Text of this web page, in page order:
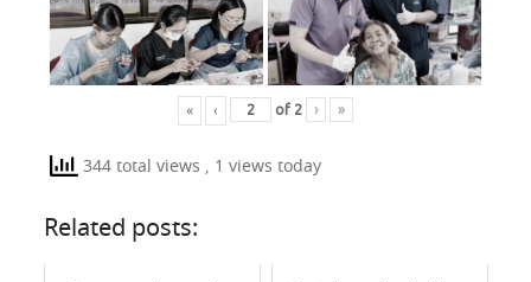
« ‹ of 2 › »
344 total views , 1 views today
Related posts: